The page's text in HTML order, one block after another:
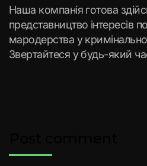
Наша компанія готова
представництво інтересів
мародерства у
Звертайтеся у будь-який